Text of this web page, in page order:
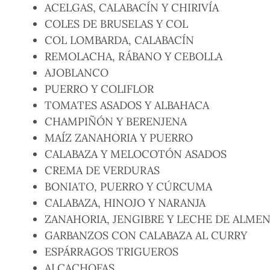
ACELGAS, CALABACÍN Y CHIRIVÍA
COLES DE BRUSELAS Y COL
COL LOMBARDA, CALABACÍN
REMOLACHA, RÁBANO Y CEBOLLA
AJOBLANCO
PUERRO Y COLIFLOR
TOMATES ASADOS Y ALBAHACA
CHAMPIÑÓN Y BERENJENA
MAÍZ ZANAHORIA Y PUERRO
CALABAZA Y MELOCOTÓN ASADOS
CREMA DE VERDURAS
BONIATO, PUERRO Y CÚRCUMA
CALABAZA, HINOJO Y NARANJA
ZANAHORIA, JENGIBRE Y LECHE DE
GARBANZOS CON CALABAZA AL CURRY
ESPÁRRAGOS TRIGUEROS